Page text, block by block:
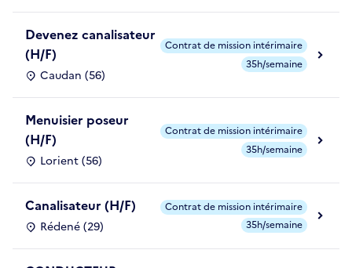
Devenez canalisateur
(H/F)
Caudan (56)
Contrat de mission intérimaire
35h/semaine
Menuisier poseur
(H/F)
Lorient (56)
Contrat de mission intérimaire
35h/semaine
Canalisateur (H/F)
Rédené (29)
Contrat de mission intérimaire
35h/semaine